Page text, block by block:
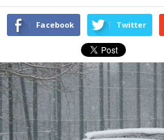
Facebook Twitter